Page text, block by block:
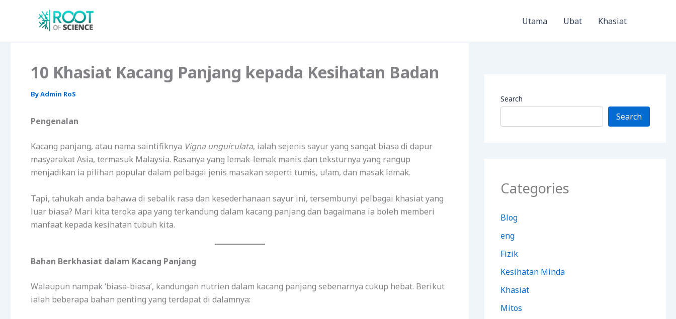
Utama Ubat Khasiat
10 Khasiat Kacang Panjang kepada Kesihatan Badan
ByAdmin RoS
Pengenalan
Kacang panjang, atau nama saintifiknya Vigna unguiculata, ialah sejenis sayur yang sangat biasa di dapur
masyarakat Asia, termasuk Malaysia. Rasanya yang lemak-lemak manis dan teksturnya yang rangup
menjadikan ia pilihan popular dalam pelbagai jenis masakan seperti tumis, ulam, dan masak lemak.
Tapi, tahukah anda bahawa di sebalik rasa dan kesederhanaan sayur ini, tersembunyi pelbagai khasiat yang
luar biasa? Mari kita teroka apa yang terkandung dalam kacang panjang dan bagaimana ia boleh memberi
manfaat kepada kesihatan tubuh kita.
Bahan Berkhasiat dalam Kacang Panjang
Walaupun nampak ‘biasa-biasa’, kandungan nutrien dalam kacang panjang sebenarnya cukup hebat. Berikut
ialah beberapa bahan penting yang terdapat di dalamnya:
Search
Search
Categories
Blog
eng
Fizik
Kesihatan Minda
Khasiat
Mitos